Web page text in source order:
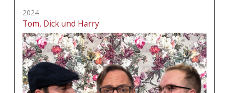
2024
Tom, Dick und Harry